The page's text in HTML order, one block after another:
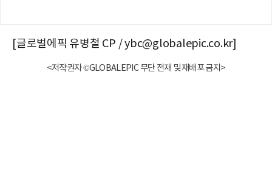
[글로벌에픽 유병철 CP / ybc@globalepic.co.kr]
<저작권자 ©GLOBALEPIC 무단 전재 및 재배포 금지>